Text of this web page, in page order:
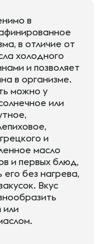
в
в отличие от
холодного
и позволяет
в организме.
можно у
или
и
масло
и первых блюд,
его без нагрева,
Вкус
или